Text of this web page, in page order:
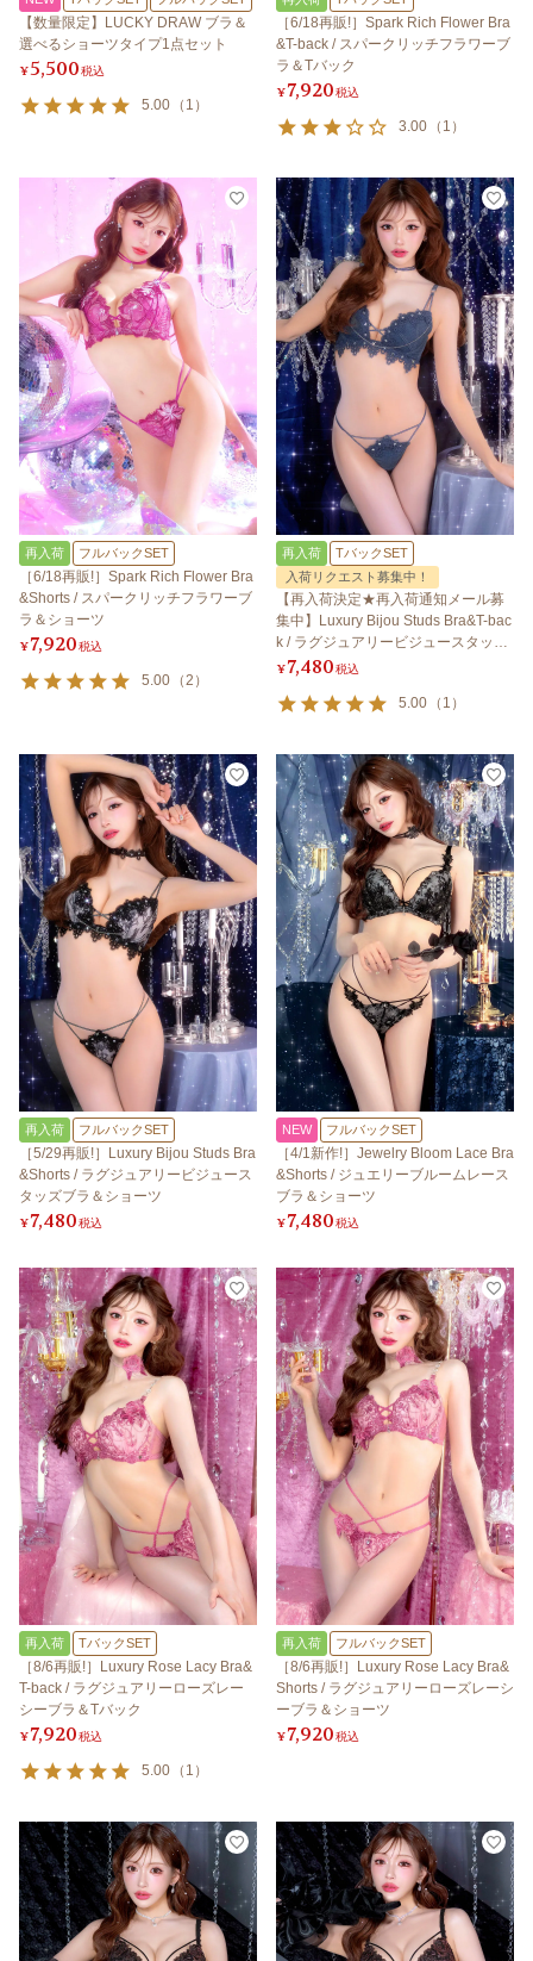
【数量限定】LUCKY DRAW ブラ＆
選べるショーツタイプ1点セット
¥5,500税込
5.00 （ 1 ）
［6/18再販!］Spark Rich Flower Bra
&T-back / スパークリッチフラワーブ
ラ＆Tバック
¥7,920税込
3.00 （ 1 ）
再入荷 フルバックSET
［6/18再販!］Spark Rich Flower Bra
&Shorts / スパークリッチフラワーブ
ラ＆ショーツ
¥7,920税込
5.00 （2 ）
再入荷
TバックSET
入荷リクエスト募集中！
【再入荷決定★再入荷通知メール募
集中】Luxury Bijou Studs Bra&T-bac
k / ラグジュアリービジュースタッズ
ブラ＆Tバック
¥7,480税込
5.00 （ 1 ）
再入荷 フルバックSET
［5/29再販!］Luxury Bijou Studs Bra
&Shorts / ラグジュアリービジュース
タッズブラ＆ショーツ
¥7,480税込
NEW フルバックSET
［4/1新作!］Jewelry Bloom Lace Bra
&Shorts / ジュエリーブルームレース
ブラ＆ショーツ
¥7,480税込
再入荷 TバックSET
［8/6再販!］Luxury Rose Lacy Bra&
T-back / ラグジュアリーローズレー
シーブラ＆Tバック
¥7,920税込
5.00 （ 1 ）
再入荷 フルバックSET
［8/6再販!］Luxury Rose Lacy Bra&
Shorts / ラグジュアリーローズレーシ
ーブラ＆ショーツ
¥7,920税込